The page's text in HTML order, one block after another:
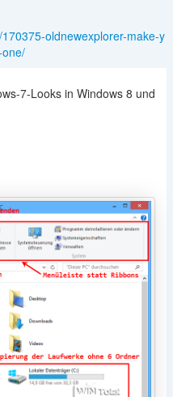
oldnewexplorer-make-y
7-Looks in Windows 8 und